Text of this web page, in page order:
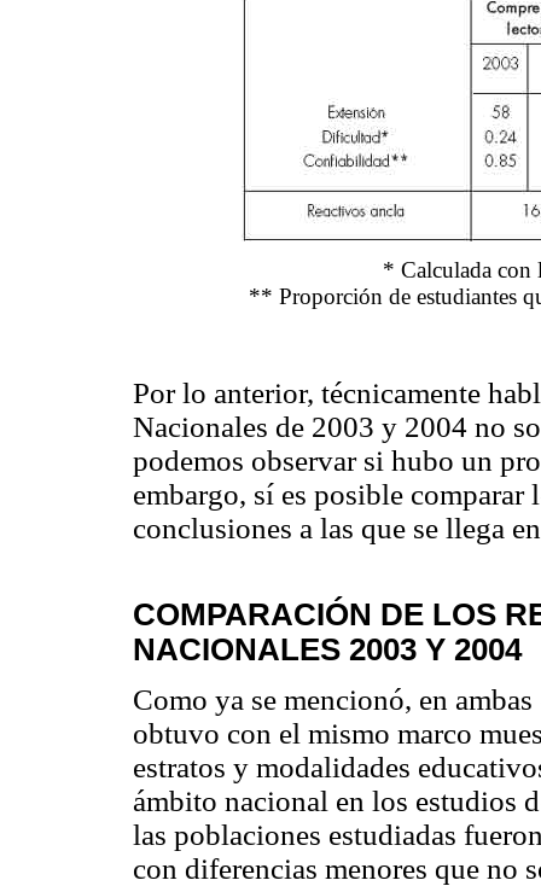
* Calculada
** Proporción de estudiantes
Por lo anterior, técnicamente
Nacionales de 2003 y 2004 no
podemos observar si hubo un
embargo, sí es posible comparar
conclusiones a las que se llega
COMPARACIÓN DE LOS
NACIONALES 2003 Y 2004
Como ya se mencionó, en
obtuvo con el mismo marco
estratos y modalidades
ámbito nacional en los estudios
las poblaciones estudiadas
con diferencias menores que no